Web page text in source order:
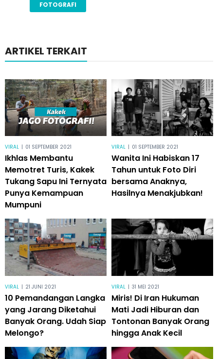
FOTOGRAFI
ARTIKEL TERKAIT
VIRAL | 01 SEPTEMBER 2021
Ikhlas Membantu
Memotret Turis, Kakek
Tukang Sapu Ini Ternyata
Punya Kemampuan
Mumpuni
VIRAL | 01 SEPTEMBER 2021
Wanita Ini Habiskan 17
Tahun untuk Foto Diri
bersama Anaknya,
Hasilnya Menakjubkan!
VIRAL | 21 JUNI 2021
10 Pemandangan Langka
yang Jarang Diketahui
Banyak Orang. Udah Siap
Melongo?
VIRAL | 31 MEI 2021
Miris! Di Iran Hukuman
Mati Jadi Hiburan dan
Tontonan Banyak Orang
hingga Anak Kecil